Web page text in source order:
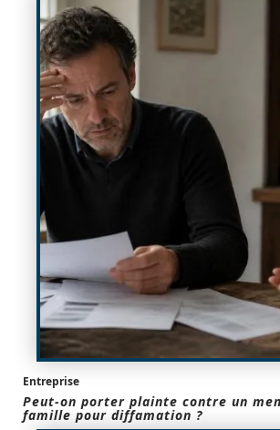
Entreprise
Peut-on porter plainte contre un
famille pour diffamation ?